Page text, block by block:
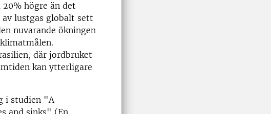
högre än det
lustgas globalt sett
nuvarande ökningen
där jordbruket
kan ytterligare
i studien "A
and sinks" (En